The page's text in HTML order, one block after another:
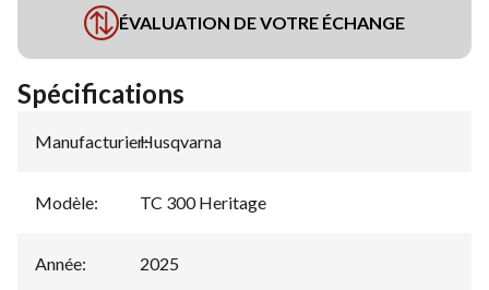
ÉVALUATION DE VOTRE ÉCHANGE
Spécifications
Manufacturier:
Husqvarna
Modèle: TC 300 Heritage
Année: 2025